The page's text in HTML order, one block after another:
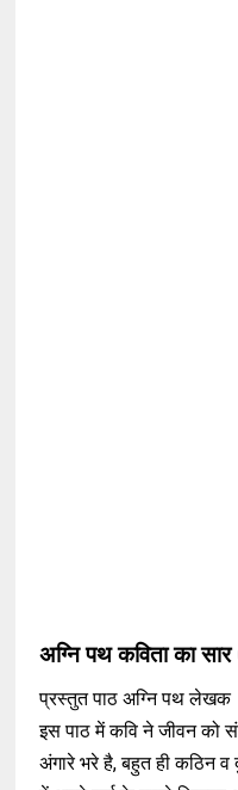
अग्नि पथ कविता का
प्रस्तुत पाठ अग्नि पथ लेखक
इस पाठ में कवि ने जीवन को
अंगारे भरे है, बहुत ही कठिन व